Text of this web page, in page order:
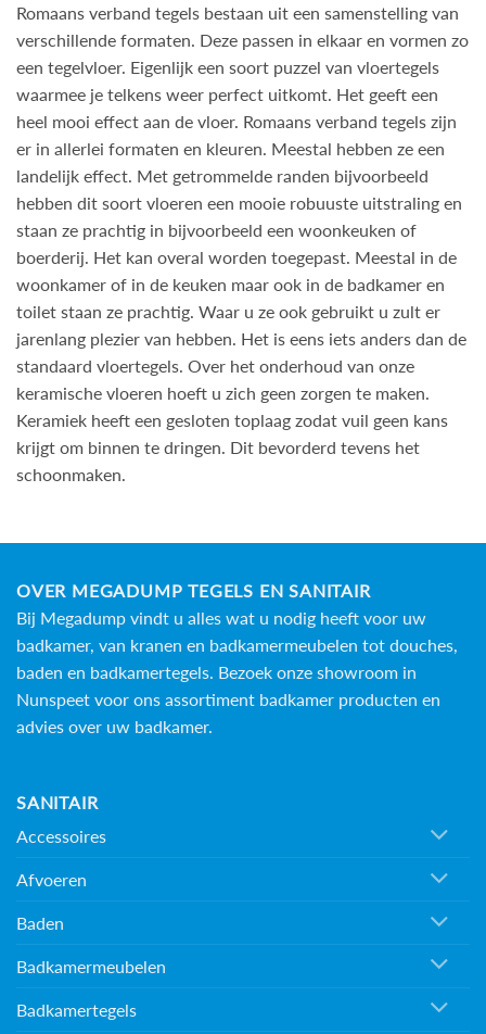
Romaans verband tegels bestaan uit een samenstelling van
verschillende formaten. Deze passen in elkaar en vormen zo
een tegelvloer. Eigenlijk een soort puzzel van vloertegels
waarmee je telkens weer perfect uitkomt. Het geeft een
heel mooi effect aan de vloer. Romaans verband tegels zijn
er in allerlei formaten en kleuren. Meestal hebben ze een
landelijk effect. Met getrommelde randen bijvoorbeeld
hebben dit soort vloeren een mooie robuuste uitstraling en
staan ze prachtig in bijvoorbeeld een woonkeuken of
boerderij. Het kan overal worden toegepast. Meestal in de
woonkamer of in de keuken maar ook in de badkamer en
toilet staan ze prachtig. Waar u ze ook gebruikt u zult er
jarenlang plezier van hebben. Het is eens iets anders dan de
standaard vloertegels. Over het onderhoud van onze
keramische vloeren hoeft u zich geen zorgen te maken.
Keramiek heeft een gesloten toplaag zodat vuil geen kans
krijgt om binnen te dringen. Dit bevorderd tevens het
schoonmaken.
OVER MEGADUMP TEGELS EN SANITAIR
Bij Megadump vindt u alles wat u nodig heeft voor uw
badkamer, van kranen en badkamermeubelen tot douches,
baden en badkamertegels . Bezoek onze showroom in
Nunspeet voor ons assortiment badkamer producten en
advies over uw badkamer.
SANITAIR
Accessoires
Afvoeren
Baden
Badkamermeubelen
Badkamertegels